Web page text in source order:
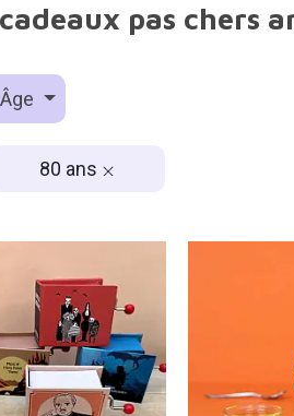
pas chers
Âge
80 ans